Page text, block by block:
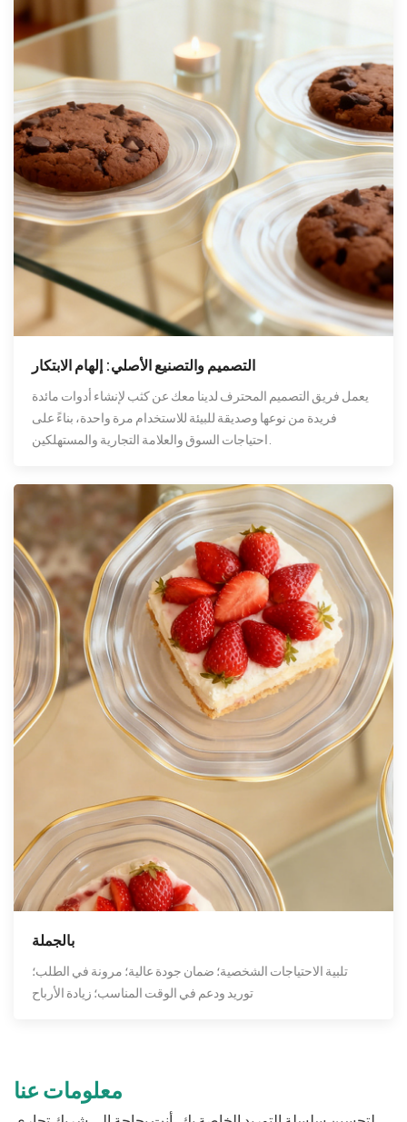
التصميم والتصنيع الأصلي: إلهام الابتكار
يعمل فريق التصميم المحترف لدينا معك عن كثب لإنشاء أدوات مائدة
فريدة من نوعها وصديقة للبيئة للاستخدام مرة واحدة، بناءً على
بالجملة
تلبية الاحتياجات الشخصية؛ ضمان جودة عالية؛ مرونة في الطلب؛
توريد ودعم في الوقت المناسب؛ زيادة الأرباح
معلومات عنا